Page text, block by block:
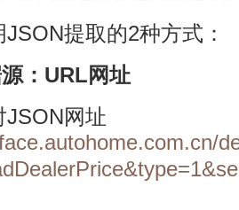
JSON提取的2种方式：
： URL网址
JSON网址